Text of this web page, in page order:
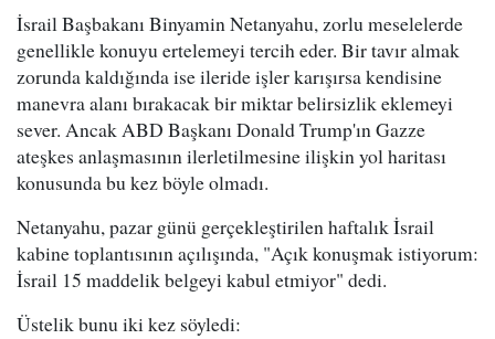
İsrail Başbakanı Binyamin Netanyahu, zorlu meselelerde
genellikle konuyu ertelemeyi tercih eder. Bir tavır almak
zorunda kaldığında ise ileride işler karışırsa kendisine
manevra alanı bırakacak bir miktar belirsizlik eklemeyi
sever. Ancak ABD Başkanı Donald Trump'ın Gazze
ateşkes anlaşmasının ilerletilmesine ilişkin yol haritası
konusunda bu kez böyle olmadı.
Netanyahu, pazar günü gerçekleştirilen haftalık İsrail
kabine toplantısının açılışında, "Açık konuşmak istiyorum:
İsrail 15 maddelik belgeyi kabul etmiyor" dedi.
Üstelik bunu iki kez söyledi: